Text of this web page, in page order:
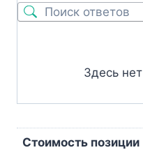
Здесь
Стоимость позиции